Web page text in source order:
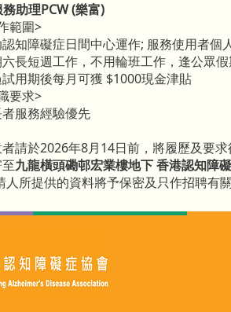
助理PCW (樂富)
範圍>
知障礙症日間中心運作; 服務使用者個
長短週工作，不用輪班工作，逢公眾
用期後每月可獲 $1000現金津貼
要求>
服務經驗優先
請於2026年8月14日前，將履歷及要
九龍橫頭磡邨宏業樓地下 香港認知障
人所提供的資料將予保密及只作招聘有